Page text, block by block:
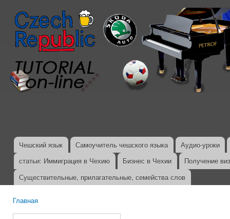
Главное меню
Чешский язык Самоучитель чешского языка
Аудио-уроки
статьи: Иммиграция в Чехию
Бизнес в Чехии
Получение
Существительные, прилагательные, семейства слов
Главная